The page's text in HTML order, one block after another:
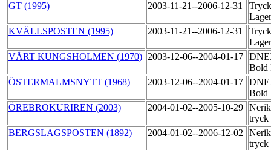
GT (1995)
2003-11-21--2006-12-31
KVÄLLSPOSTEN (1995)
2003-11-21--2006-12-31
VÅRT KUNGSHOLMEN (1970) 2003-12-06--2004-01-17
Bold
ÖSTERMALMSNYTT (1968)
2003-12-06--2004-01-17
Bold
ÖREBROKURIREN (2003)
2004-01-02--2005-10-29
tryck
BERGSLAGSPOSTEN (1892)
2004-01-02--2006-12-02
tryck